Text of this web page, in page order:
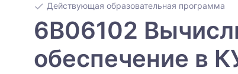
Действующая образовательная программа
6B06102
обеспечение в